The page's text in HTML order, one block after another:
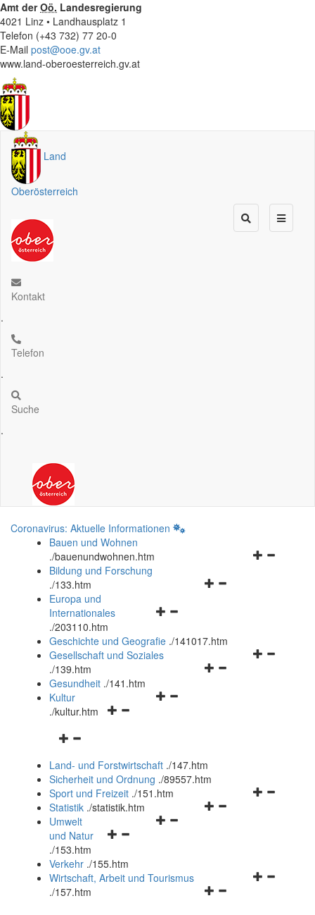
Amt derOö. Landesregierung
4021 Linz • Landhausplatz 1
Telefon (+43 732) 77 20-0
E-Mail post@ooe.gv.at
www.land-oberoesterreich.gv.at
Land
Oberösterreich
Kontakt
.
Telefon
.
Suche
.
Coronavirus: Aktuelle Informationen
Bauen und Wohnen
./bauenundwohnen.htm
Navigationsmenü
Bildung und Forschung
./133.htm
Navigationsmenü
und
schließen
Europa und
Internationales
./203110.htm
Geschichte und Geografie ./141017.htm
Navigationsmenü
Gesellschaft und Soziales
./139.htm
Navigationsmenü
Gesundheit ./141.htm
Navigationsmenü
Kultur
./kultur.htm
Navigationsmenü
und
schließen
Land- und Forstwirtschaft ./147.htm
Sicherheit und Ordnung ./89557.htm
Navigationsmenü
Sport und Freizeit ./151.htm
Navigationsmenü
Statistik ./statistik.htm
Navigationsmenü
und
schließen
Umwelt
und Natur
./153.htm
Verkehr ./155.htm
Navigationsmenü
Wirtschaft, Arbeit und Tourismus
./157.htm